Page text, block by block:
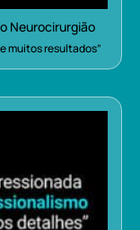
Neurocirurgião
muitos resultados”